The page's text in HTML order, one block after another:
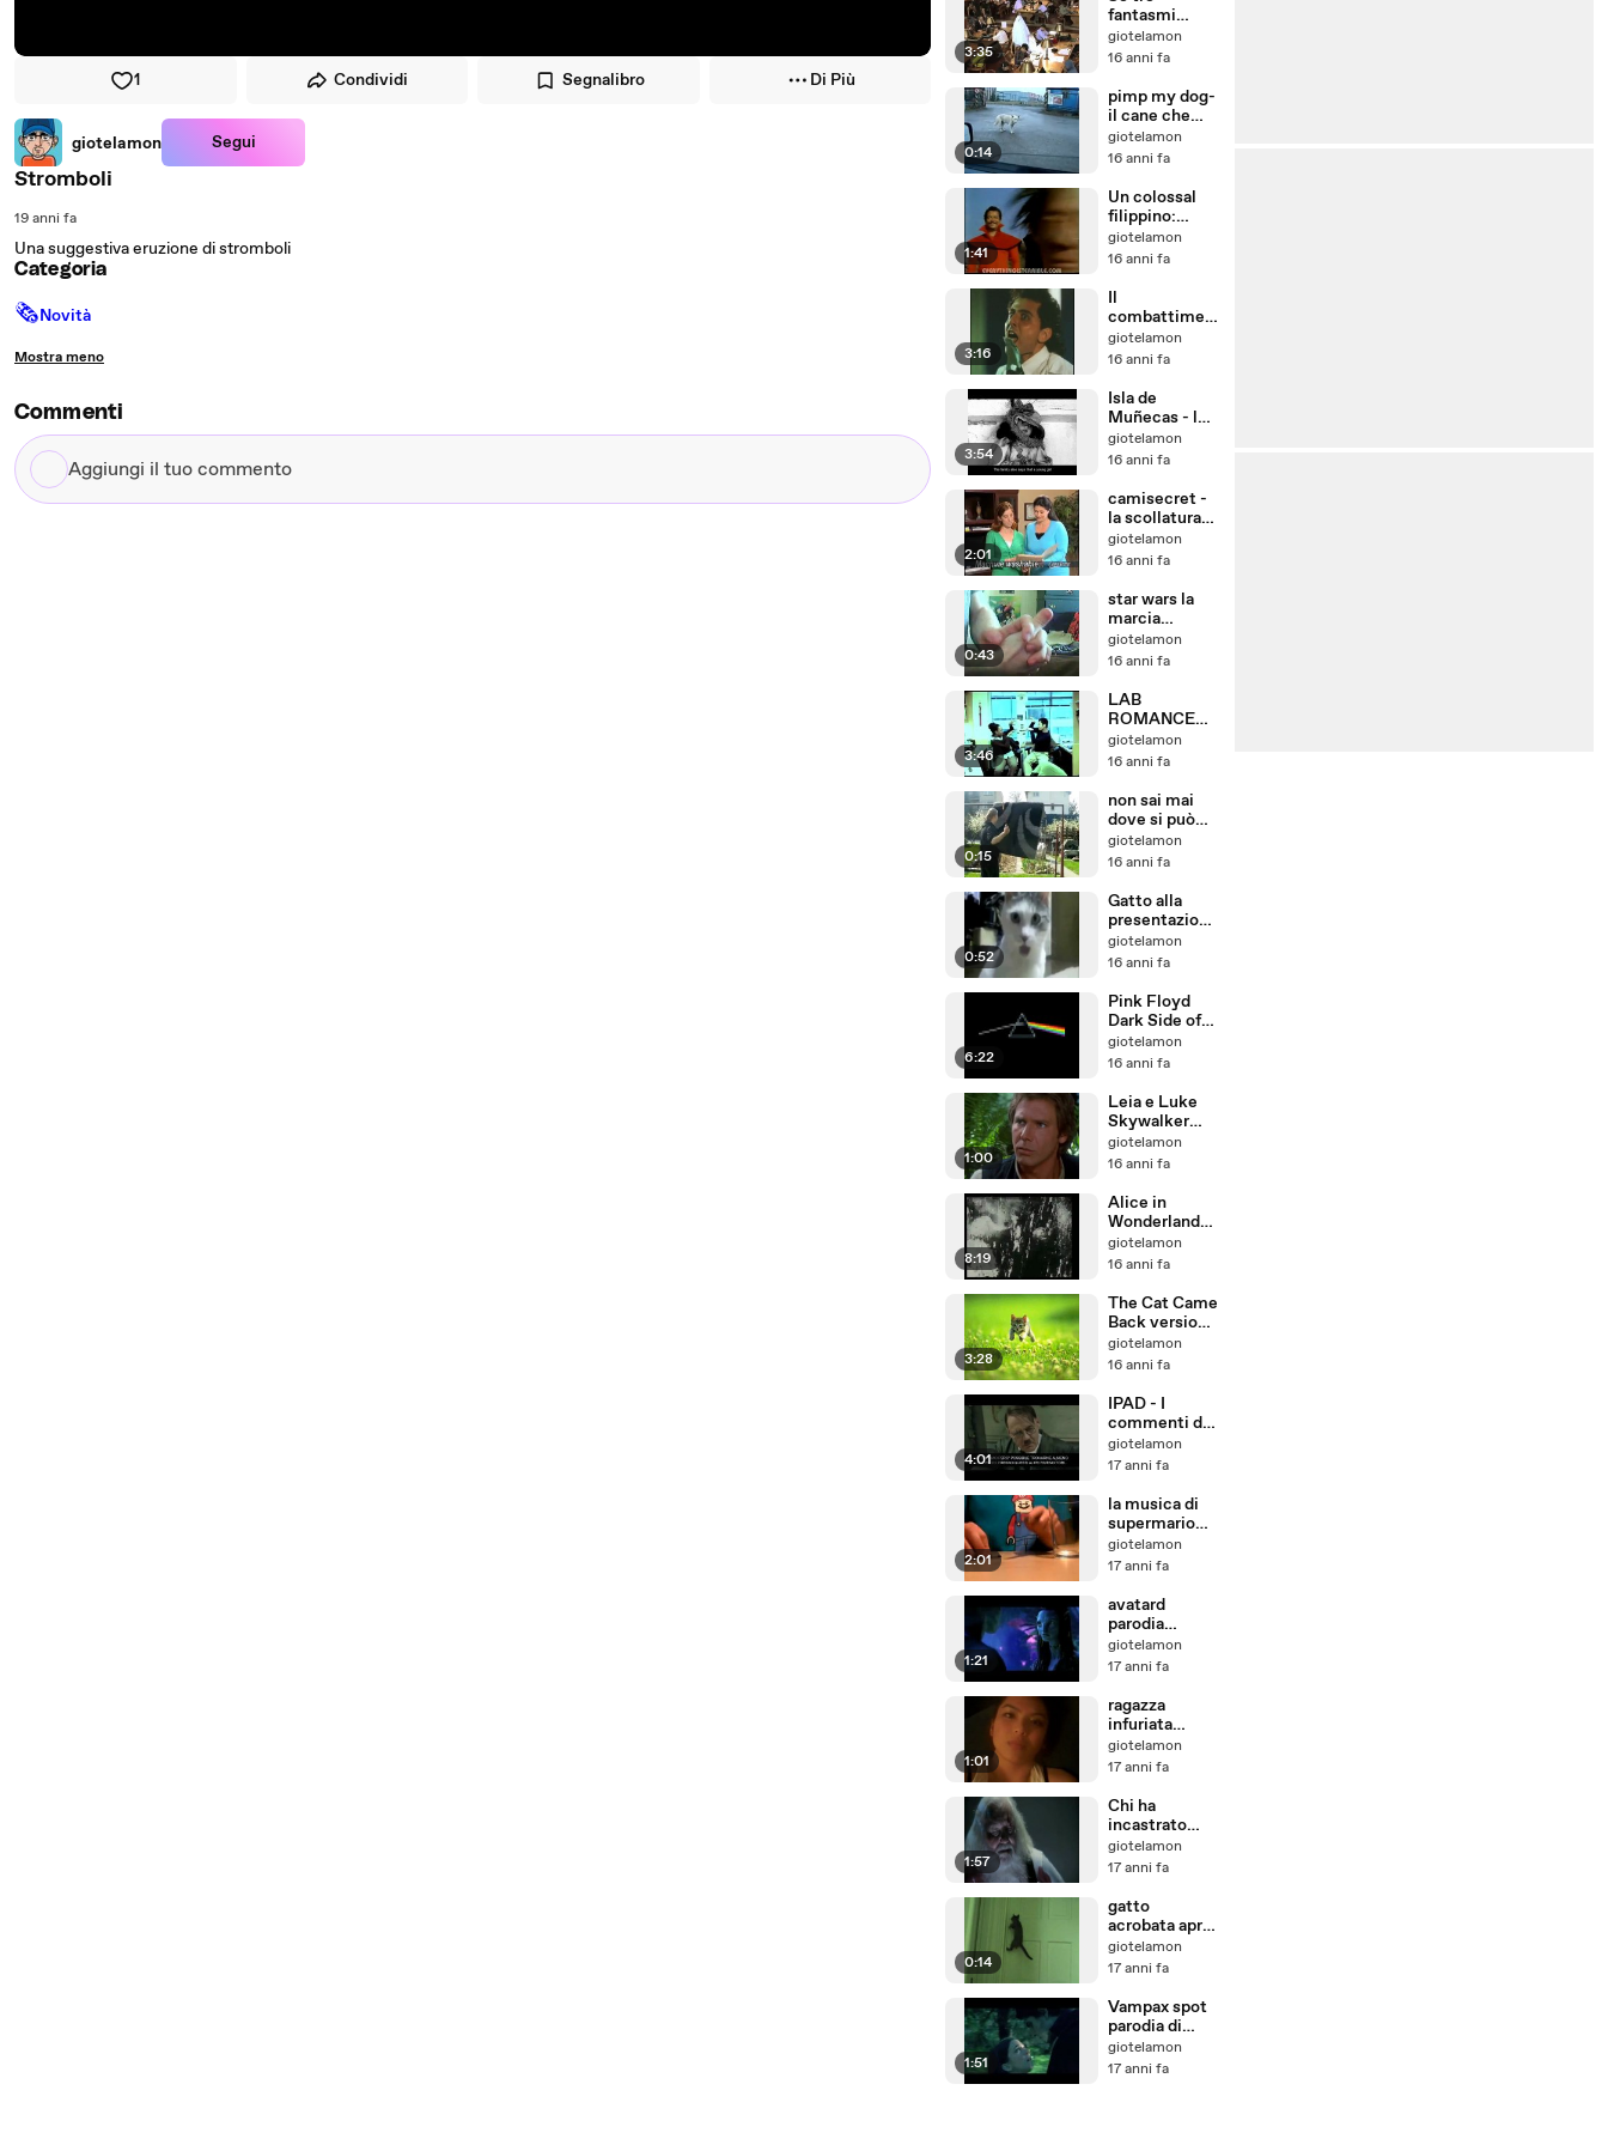
1 Condividi Segnalibro Di Più
giotelamon Segui
Stromboli
19 anni fa
Una suggestiva eruzione di stromboli
Categoria
🗞Novità
Mostra meno
Commenti
Aggiungi
il
3:35
fantasmi
infestano una
biblioteca
giotelamon
16 anni fa
0:14
pimp my dog-
il cane che
balla l hip hop
giotelamon
16 anni fa
1:41
Un colossal
filippino:
Killing Satana
giotelamon
16 anni fa
3:16
Il
combattimen
to più atroce
che si sia mai
giotelamon
16 anni fa
3:54
Isla de
Muñecas - l
isola delle
bambole
giotelamon
16 anni fa
2:01
camisecret -
la scollatura
su misura
giotelamon
16 anni fa
0:43
star wars la
marcia
imperiale
fatta con le
giotelamon
16 anni fa
3:46
LAB
ROMANCE
parodia di Bad
Romance di
giotelamon
16 anni fa
0:15
non sai mai
dove si può
nascondere
un ninja
giotelamon
16 anni fa
0:52
Gatto alla
presentazione
dell ipad non
crede ai suoi
giotelamon
16 anni fa
6:22
Pink Floyd
Dark Side of
the Moon 8-
bit Time
giotelamon
16 anni fa
1:00
Leia e Luke
Skywalker
sono fratelli
giotelamon
16 anni fa
8:19
Alice in
Wonderland
1904 Cecil
Hepworth
giotelamon
16 anni fa
3:28
The Cat Came
Back versione
Fred Penner
giotelamon
16 anni fa
4:01
IPAD - I
commenti di
Adolf Hitler
giotelamon
17 anni fa
2:01
la musica di
supermario
bros
tamburellata
giotelamon
17 anni fa
1:21
avatard
parodia
politicamente
scorretta di
giotelamon
17 anni fa
1:01
ragazza
infuriata
distrugge la
ps3 del
giotelamon
17 anni fa
1:57
Chi ha
incastrato
Babbo Natale
giotelamon
17 anni fa
0:14
gatto
acrobata apre
la porta chiusa
giotelamon
17 anni fa
1:51
Vampax spot
parodia di
twilight
giotelamon
17 anni fa